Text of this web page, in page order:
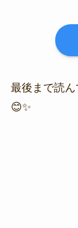
最後まで読
😊✨